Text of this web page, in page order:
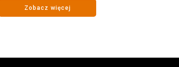
Zobacz więcej